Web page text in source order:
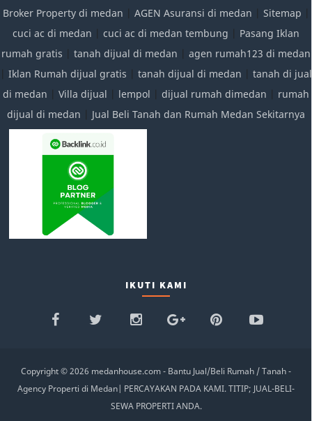
Broker Property di medan | AGEN Asuransi di medan | Sitemap |
cuci ac di medan | cuci ac di medan tembung | Pasang Iklan
rumah gratis | tanah dijual di medan | agen rumah123 di medan
| Iklan Rumah dijual gratis | tanah dijual di medan | tanah di jual
di medan | Villa dijual | lempol | dijual rumah dimedan | rumah
dijual di medan | Jual Beli Tanah dan Rumah Medan Sekitarnya
IKUTI KAMI
Copyright ©2026 medanhouse.com - Bantu Jual/Beli Rumah / Tanah -
Agency Properti di Medan| PERCAYAKAN PADA KAMI. TITIP; JUAL-BELI-
SEWA PROPERTI ANDA.